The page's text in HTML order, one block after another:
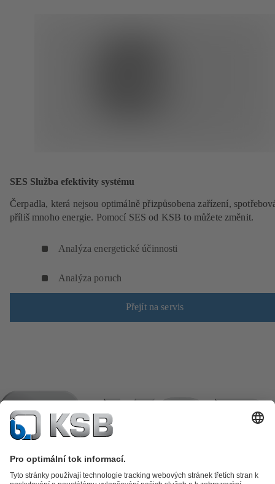
SES Služba efektivity systému
Čerpadla, která nejsou optimálně přizpůsobena zařízení,
příliš mnoho energie. Pomocí SES od KSB to můžete změnit.
Analýza energetické účinnosti
Analýza poruch
Přejít na servis